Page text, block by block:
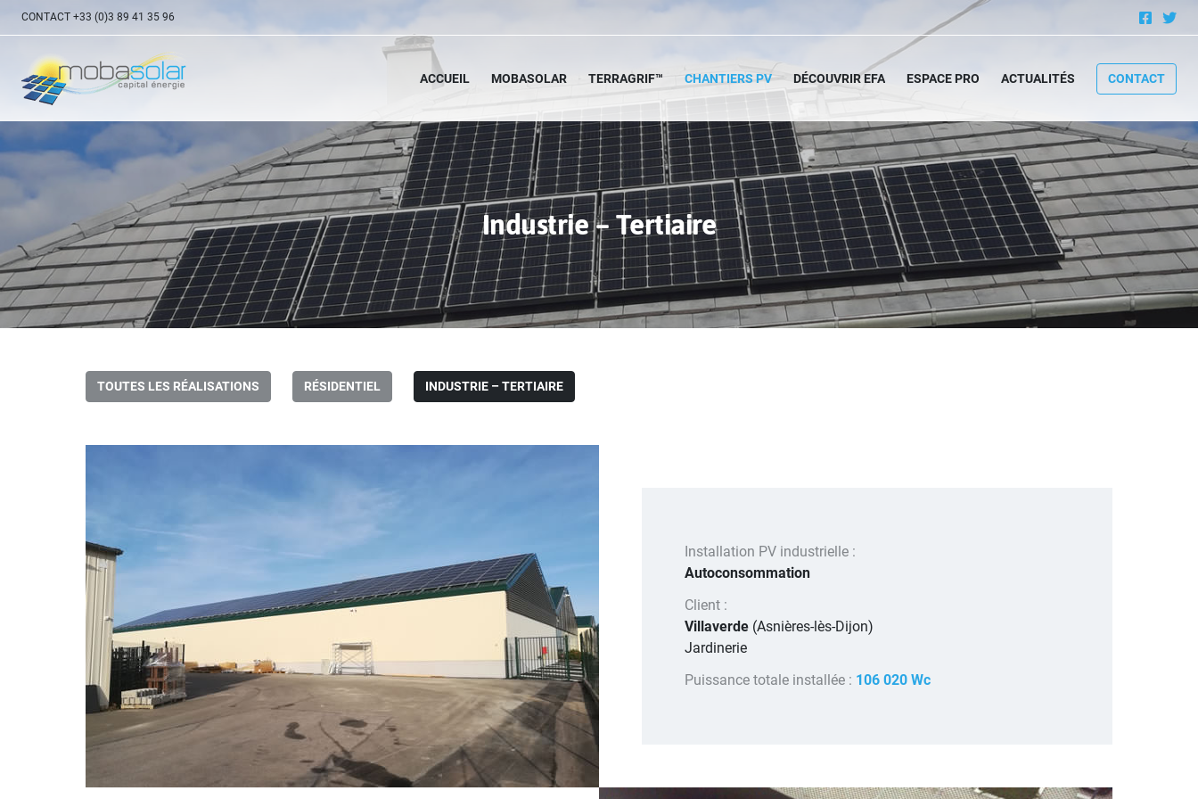
CONTACT +33 (0)3 89 41 35 96
ACCUEIL MOBASOLAR TERRAGRIF™ CHANTIERS PV DÉCOUVRIR EFA ESPACE PRO ACTUALITÉS CONTACT
Industrie – Tertiaire
TOUTES LES RÉALISATIONS RÉSIDENTIEL INDUSTRIE – TERTIAIRE
Installation PV industrielle :
Autoconsommation
Client :
Villaverde (Asnières-lès-Dijon)
Jardinerie
Puissance totale installée : 106 020 Wc